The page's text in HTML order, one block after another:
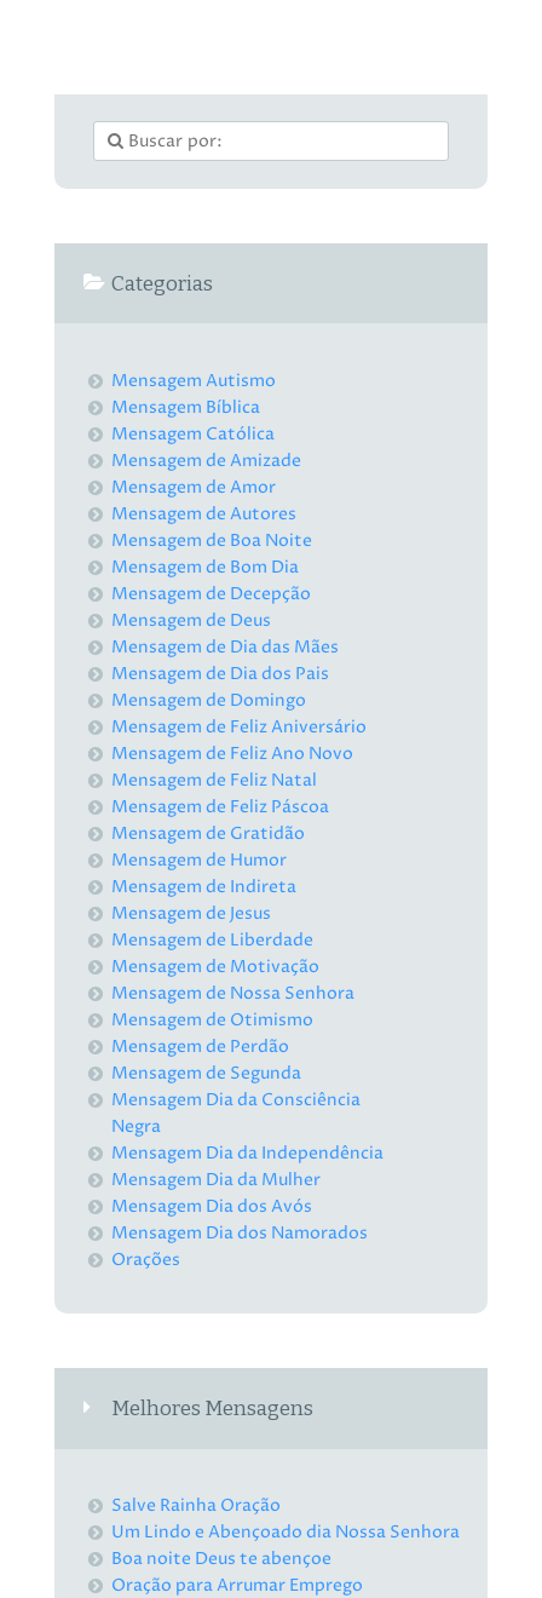
Categorias
Mensagem Autismo
Mensagem Bíblica
Mensagem Católica
Mensagem de Amizade
Mensagem de Amor
Mensagem de Autores
Mensagem de Boa Noite
Mensagem de Bom Dia
Mensagem de Decepção
Mensagem de Deus
Mensagem de Dia das Mães
Mensagem de Dia dos Pais
Mensagem de Domingo
Mensagem de Feliz Aniversário
Mensagem de Feliz Ano Novo
Mensagem de Feliz Natal
Mensagem de Feliz Páscoa
Mensagem de Gratidão
Mensagem de Humor
Mensagem de Indireta
Mensagem de Jesus
Mensagem de Liberdade
Mensagem de Motivação
Mensagem de Nossa Senhora
Mensagem de Otimismo
Mensagem de Perdão
Mensagem de Segunda
Mensagem Dia da Consciência
Negra
Mensagem Dia da Independência
Mensagem Dia da Mulher
Mensagem Dia dos Avós
Mensagem Dia dos Namorados
Orações
Melhores Mensagens
Salve Rainha Oração
Um Lindo e Abençoado dia Nossa Senhora
Boa noite Deus te abençoe
Oração para Arrumar Emprego